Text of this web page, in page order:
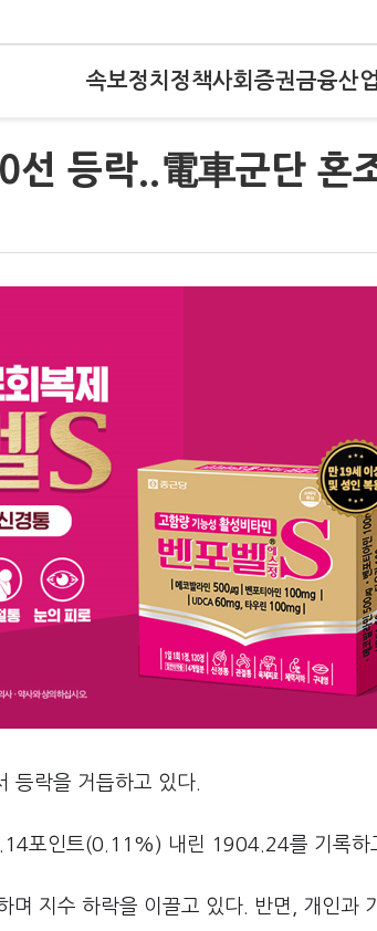
속보정치 정책사회 증권금융산업
선 등락..電車군단 혼
등락을 거듭하고 있다.
포인트(0.11%) 내린 1904.24를 기록하
며 지수 하락을 이끌고 있다. 반면, 개인과